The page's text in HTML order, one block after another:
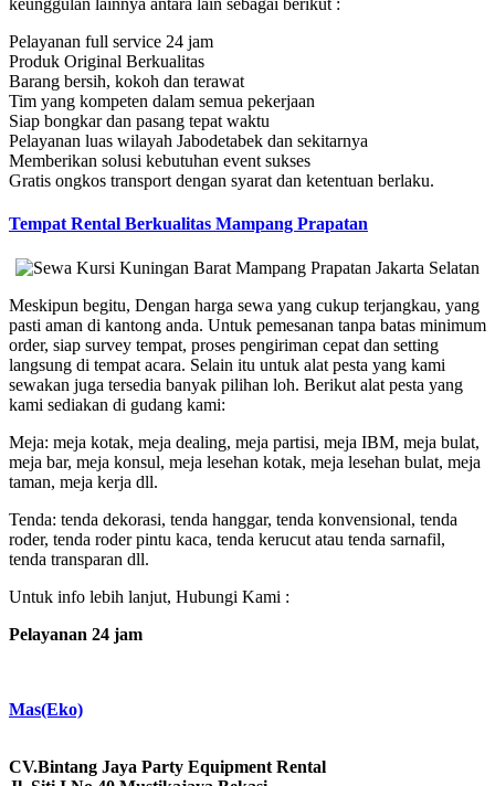
keunggulan lainnya antara lain sebagai berikut :
Pelayanan full service 24 jam
Produk Original Berkualitas
Barang bersih, kokoh dan terawat
Tim yang kompeten dalam semua pekerjaan
Siap bongkar dan pasang tepat waktu
Pelayanan luas wilayah Jabodetabek dan sekitarnya
Memberikan solusi kebutuhan event sukses
Gratis ongkos transport dengan syarat dan ketentuan berlaku.
Tempat Rental Berkualitas Mampang Prapatan
Meskipun begitu, Dengan harga sewa yang cukup terjangkau, yang
pasti aman di kantong anda. Untuk pemesanan tanpa batas minimum
order, siap survey tempat, proses pengiriman cepat dan setting
langsung di tempat acara. Selain itu untuk alat pesta yang kami
sewakan juga tersedia banyak pilihan loh. Berikut alat pesta yang
kami sediakan di gudang kami:
Meja: meja kotak, meja dealing, meja partisi, meja IBM, meja bulat,
meja bar, meja konsul, meja lesehan kotak, meja lesehan bulat, meja
taman, meja kerja dll.
Tenda: tenda dekorasi, tenda hanggar, tenda konvensional, tenda
roder, tenda roder pintu kaca, tenda kerucut atau tenda sarnafil,
tenda transparan dll.
Untuk info lebih lanjut, Hubungi Kami :
Pelayanan 24 jam
Mas(Eko)
CV.Bintang Jaya Party Equipment Rental